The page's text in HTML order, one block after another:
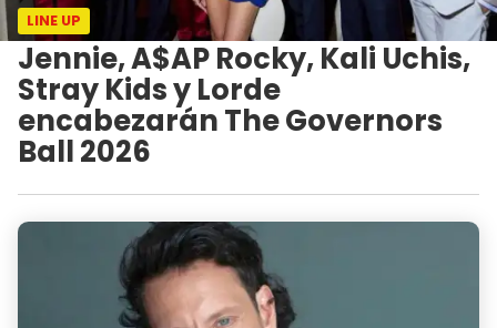
LINE UP
Jennie, A$AP Rocky, Kali Uchis,
Stray Kids y Lorde
encabezarán The Governors
Ball 2026